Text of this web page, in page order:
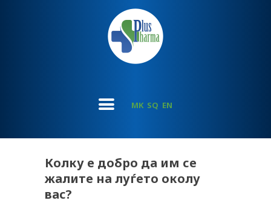
MK SQ EN
Колку е добро да им се
жалите на луѓето околу
вас?